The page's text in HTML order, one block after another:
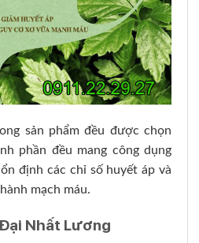
sản phẩm đều được chọn
phần đều mang công dụng
định các chỉ số huyết áp và
mạch máu.
Nhất Lương